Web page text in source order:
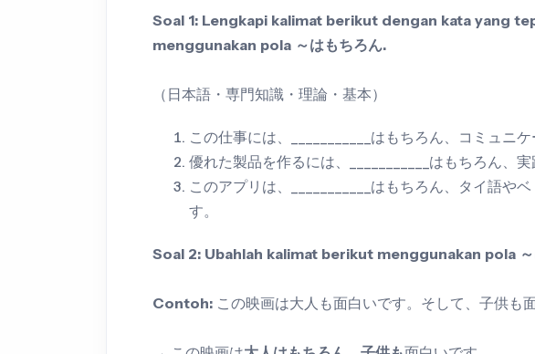
Soal 1: Lengkapi kalimat berikut dengan kata yang
menggunakan pola ～はもちろん.
（日本語・専門知識・理論・基本）
この仕事には、___________はもちろん、コミュニ
優れた製品を作るには、___________はもちろん、
このアプリは、___________はもちろん、タイ語や
す。
Soal 2: Ubahlah kalimat berikut menggunakan pola ～
Contoh: この映画は大人も面白いです。そして、子供も